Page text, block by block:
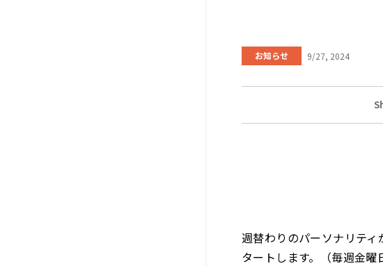
お知らせ 9/27, 2024
週替わりのパーソナリテ
タートします。（毎週金